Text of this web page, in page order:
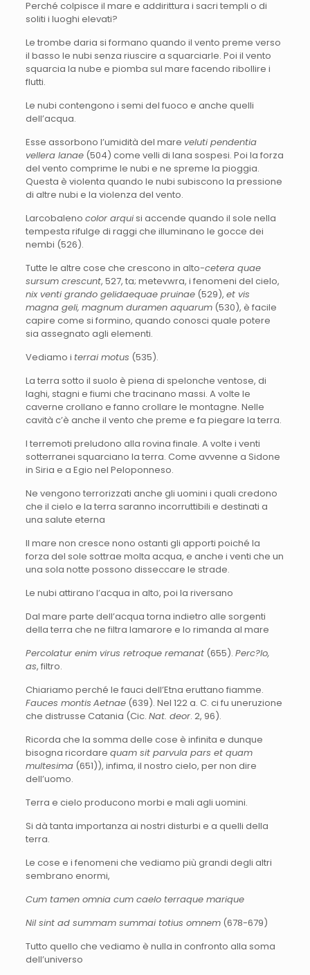
Perché colpisce il mare e addirittura i sacri templi o di
soliti i luoghi elevati?
Le trombe daria si formano quando il vento preme verso
il basso le nubi senza riuscire a squarciarle. Poi il vento
squarcia la nube e piomba sul mare facendo ribollire i
flutti.
Le nubi contengono i semi del fuoco e anche quelli
dell’acqua.
Esse assorbono l’umidità del mare veluti pendentia
vellera lanae(504) come velli di lana sospesi. Poi la forza
del vento comprime le nubi e ne spreme la pioggia.
Questa è violenta quando le nubi subiscono la pressione
di altre nubi e la violenza del vento.
Larcobaleno color arquisi accende quando il sole nella
tempesta rifulge di raggi che illuminano le gocce dei
nembi (526).
Tutte le altre cose che crescono in alto-cetera quae
sursum crescunt, 527, ta; metevwra, i fenomeni del cielo,
nix venti grando gelidaequae pruinae(529), et vis
magna geli, magnum duramen aquarum(530), è facile
capire come si formino, quando conosci quale potere
sia assegnato agli elementi.
Vediamo i terrai motus (535).
La terra sotto il suolo è piena di spelonche ventose, di
laghi, stagni e fiumi che tracinano massi. A volte le
caverne crollano e fanno crollare le montagne. Nelle
cavità c’è anche il vento che preme e fa piegare la terra.
I terremoti preludono alla rovina finale. A volte i venti
sotterranei squarciano la terra. Come avvenne a Sidone
in Siria e a Egio nel Peloponneso.
Ne vengono terrorizzati anche gli uomini i quali credono
che il cielo e la terra saranno incorruttibili e destinati a
una salute eterna
Il mare non cresce nono ostanti gli apporti poiché la
forza del sole sottrae molta acqua, e anche i venti che un
una sola notte possono disseccare le strade.
Le nubi attirano l’acqua in alto, poi la riversano
Dal mare parte dell’acqua torna indietro alle sorgenti
della terra che ne filtra lamarore e lo rimanda al mare
Percolatur enim virus retroque remanat(655). Perc?lo,
as, filtro.
Chiariamo perché le fauci dell’Etna eruttano fiamme.
Fauces montis Aetnae(639). Nel 122 a. C. ci fu uneruzione
che distrusse Catania (Cic. Nat. deor. 2, 96).
Ricorda che la somma delle cose è infinita e dunque
bisogna ricordare quam sit parvula pars et quam
multesima(651)), infima, il nostro cielo, per non dire
dell’uomo.
Terra e cielo producono morbi e mali agli uomini.
Si dà tanta importanza ai nostri disturbi e a quelli della
terra.
Le cose e i fenomeni che vediamo più grandi degli altri
sembrano enormi,
Cum tamen omnia cum caelo terraque marique
Nil sint ad summam summai totius omnem(678-679)
Tutto quello che vediamo è nulla in confronto alla soma
dell’universo